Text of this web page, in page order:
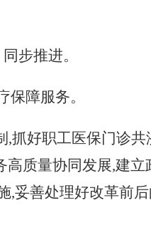
步推进。
障服务。
,抓好职工医保门诊
质量协同发展,建立
,妥善处理好改革前